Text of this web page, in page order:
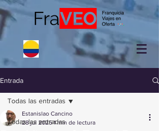
Entrada
Todas las entradas
Todas las entradas
Estanislao Cancino
28 jul 2025 1 min de lectura